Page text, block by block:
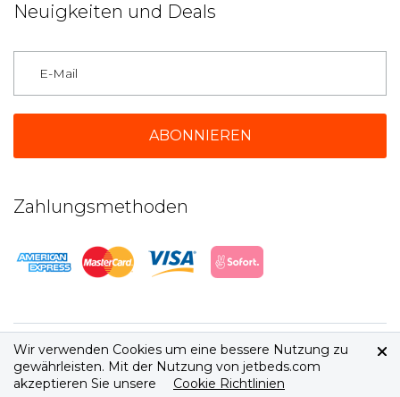
Neuigkeiten und Deals
Zahlungsmethoden
2026 © jetbeds.com AGB|Datenschutz
Wir verwenden Cookies um eine bessere Nutzung zu
gewährleisten. Mit der Nutzung von jetbeds.com
akzeptieren Sie unsere
Cookie Richtlinien